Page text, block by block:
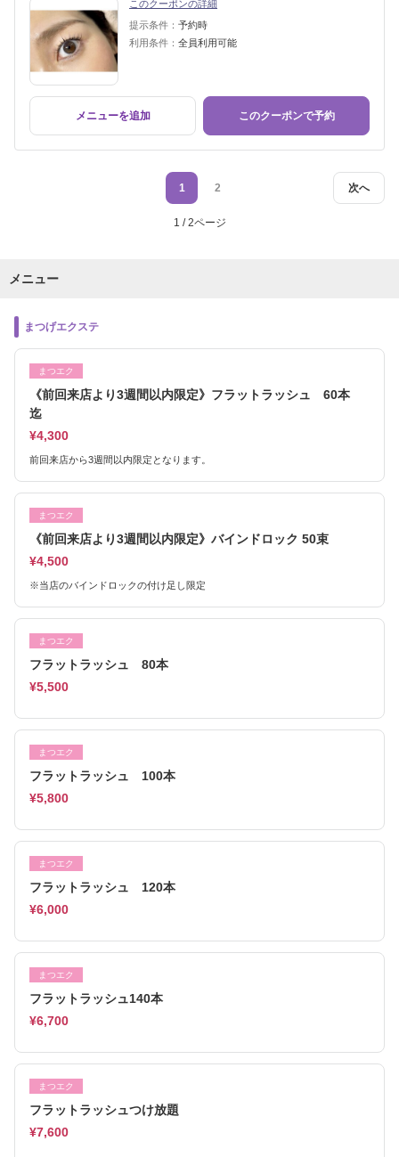
このクーポンの詳細
提示条件： 予約時
利用条件： 全員利用可能
メニューを追加 このクーポンで予約
次へ
1 2
1 / 2ページ
メニュー
まつげエクステ
まつエク
《前回来店より3週間以内限定》フラットラッシュ 60本
迄
¥4,300
前回来店から3週間以内限定となります。
まつエク
《前回来店より3週間以内限定》バインドロック 50束
¥4,500
※当店のバインドロックの付け足し限定
まつエク
フラットラッシュ 80本
¥5,500
まつエク
フラットラッシュ 100本
¥5,800
まつエク
フラットラッシュ 120本
¥6,000
まつエク
フラットラッシュ140本
¥6,700
まつエク
フラットラッシュつけ放題
¥7,600